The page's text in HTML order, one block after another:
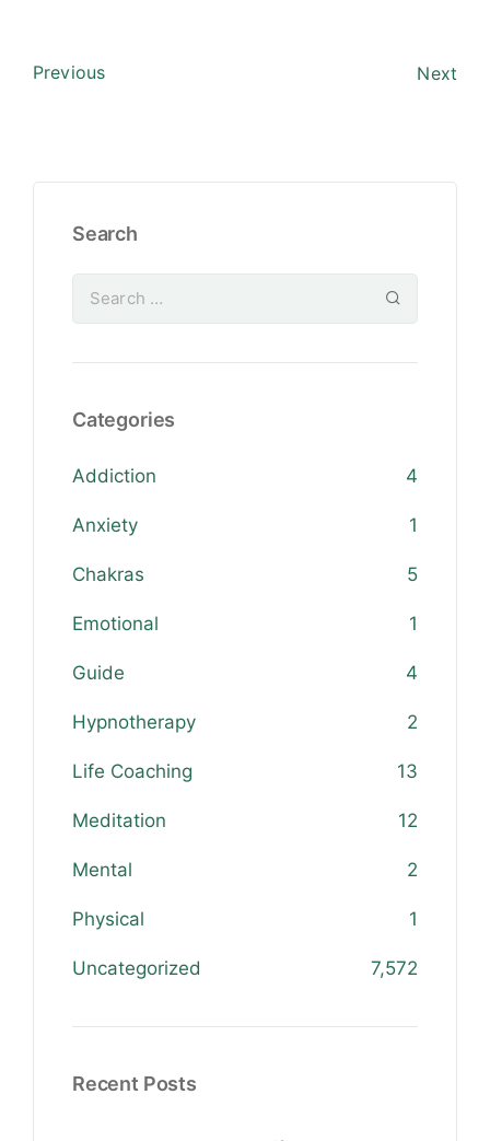
Previous Next
Search
Categories
Addiction 4
Anxiety 1
Chakras 5
Emotional 1
Guide 4
Hypnotherapy 2
Life Coaching 13
Meditation 12
Mental 2
Physical 1
Uncategorized 7,572
Recent Posts